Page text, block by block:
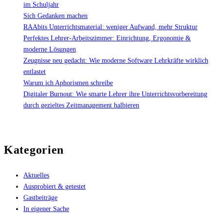
im Schuljahr
Sich Gedanken machen
RAAbits Unterrichtsmaterial: weniger Aufwand, mehr Struktur
Perfektes Lehrer-Arbeitszimmer: Einrichtung, Ergonomie &
moderne Lösungen
Zeugnisse neu gedacht: Wie moderne Software Lehrkräfte wirklich
entlastet
Warum ich Aphorismen schreibe
Digitaler Burnout: Wie smarte Lehrer ihre Unterrichtsvorbereitung
durch gezieltes Zeitmanagement halbieren
Kategorien
Aktuelles
Ausprobiert & getestet
Gastbeiträge
In eigener Sache